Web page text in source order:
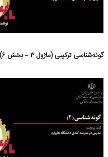
گونه‌شناسی ترکیبی (ماژول ۳ – بخش ۶)